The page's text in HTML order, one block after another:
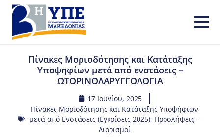
Πίνακες Μοριοδότησης και Κατάταξης
Υποψηφίων μετά από ενστάσεις –
ΩΤΟΡΙΝΟΛΑΡΥΓΓΟΛΟΓΙΑ
17 Ιουνίου, 2025
Πίνακες Μοριοδότησης και Κατάταξης Υποψήφιων
μετά από Ενστάσεις (Εγκρίσεις 2025), Προσλήψεις –
Διορισμοί